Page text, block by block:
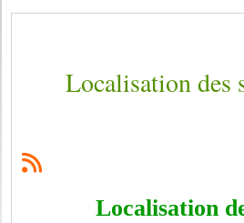
Localisation des
Localisation